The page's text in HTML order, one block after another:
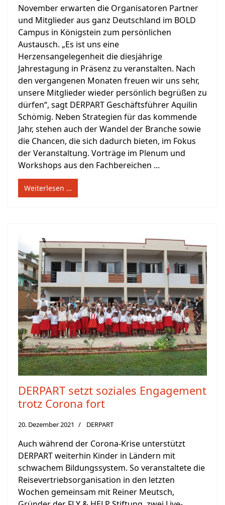
November erwarten die Organisatoren Partner
und Mitglieder aus ganz Deutschland im BOLD
Campus in Königstein zum persönlichen
Austausch. „Es ist uns eine
Herzensangelegenheit die diesjährige
Jahrestagung in Präsenz zu veranstalten. Nach
den vergangenen Monaten freuen wir uns sehr,
unsere Mitglieder wieder persönlich begrüßen zu
dürfen“, sagt DERPART Geschäftsführer Aquilin
Schömig. Neben Strategien für das kommende
Jahr, stehen auch der Wandel der Branche sowie
die Chancen, die sich dadurch bieten, im Fokus
der Veranstaltung. Vorträge im Plenum und
Workshops aus den Fachbereichen ...
Weiterlesen …
DERPART setzt soziales Engagement
trotz Corona fort
20. Dezember 2021 DERPART
Auch während der Corona-Krise unterstützt
DERPART weiterhin Kinder in Ländern mit
schwachem Bildungssystem. So veranstaltete die
Reisevertriebsorganisation in den letzten
Wochen gemeinsam mit Reiner Meutsch,